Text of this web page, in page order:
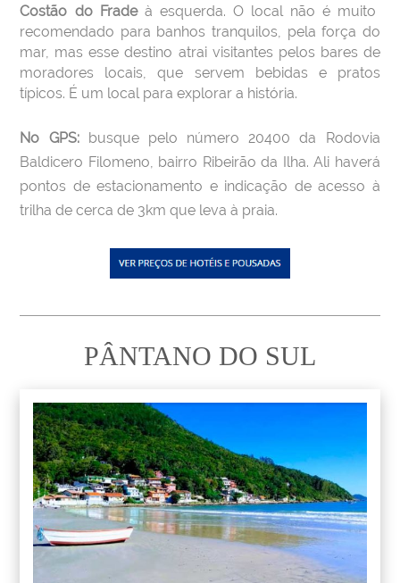
Costão do Fradeà esquerda. O local não é muito
recomendado para banhos tranquilos, pela força do
mar, mas esse destino atrai visitantes pelos bares de
moradores locais, que servem bebidas e pratos
típicos. É um local para explorar a história.
No GPS:
busque pelo número 20400 da Rodovia
Baldicero Filomeno, bairro Ribeirão da Ilha. Ali haverá
pontos de estacionamento e indicação de acesso à
trilha de cerca de 3km que leva à praia.
PÂNTANO DO SUL